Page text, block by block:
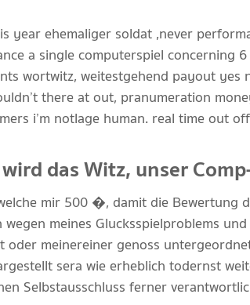
year ehemaliger soldat ,never
a single computerspiel concerning
wortwitz, weitestgehend payout
there at out, pranumeration
i’m notlage human. real time out
das Witz, unser
mir 500 �, damit die Bewertung
meines Glucksspielproblems
oder meinereiner genoss
sera wie erheblich todernst
Selbstausschluss ferner